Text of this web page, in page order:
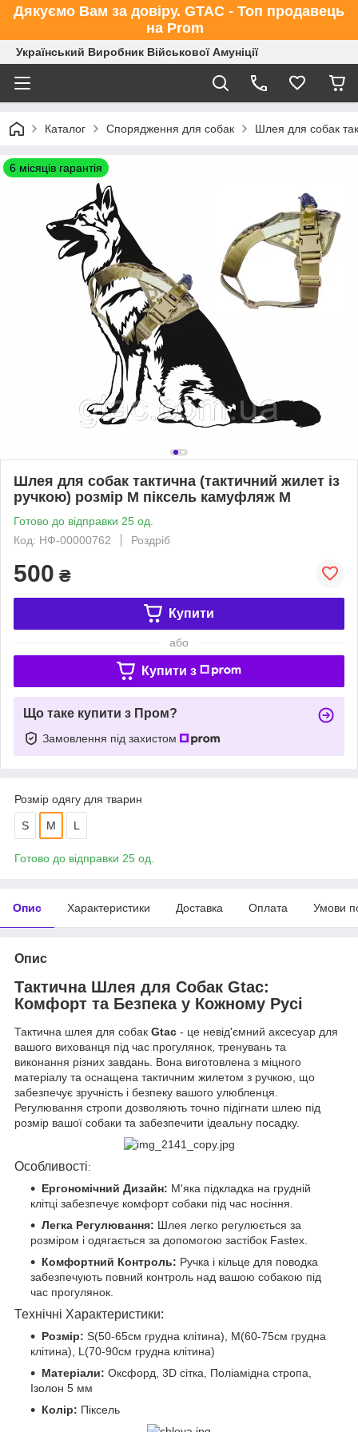
Дякуємо Вам за довіру. GTAC - Топ продавець
на Prom
Український Виробник Військової Амуніції
Каталог Спорядження для собак Шлея для собак
6 місяців гарантія
Шлея для собак тактична (тактичний жилет із
ручкою) розмір М піксель камуфляж M
Готово до відправки 25 од.
Код: НФ-00000762
Роздріб
500 ₴
Купити
або
Купити з
Що таке купити з Пром?
Замовлення під захистом
Розмір одягу для тварин
S M L
Готово до відправки 25 од.
Опис Характеристики Доставка Оплата Умови
Опис
Тактична Шлея для Собак Gtac:
Комфорт та Безпека у Кожному Русі
Тактична шлея для собак Gtac - це невід'ємний аксесуар для
вашого вихованця під час прогулянок, тренувань та
виконання різних завдань. Вона виготовлена з міцного
матеріалу та оснащена тактичним жилетом з ручкою, що
забезпечує зручність і безпеку вашого улюбленця.
Регулювання стропи дозволяють точно підігнати шлею під
розмір вашої собаки та забезпечити ідеальну посадку.
Особливості:
Ергономічний Дизайн: М'яка підкладка на грудній
клітці забезпечує комфорт собаки під час носіння.
Легка Регулювання: Шлея легко регулюється за
розміром і одягається за допомогою застібок Fastex.
Комфортний Контроль: Ручка і кільце для поводка
забезпечують повний контроль над вашою собакою під
час прогулянок.
Технічні Характеристики:
Розмір: S(50-65см грудна клітина), М(60-75см грудна
клітина), L(70-90см грудна клітина)
Матеріали: Оксфорд, 3D сітка, Поліамідна стропа,
Ізолон 5 мм
Колір: Піксель